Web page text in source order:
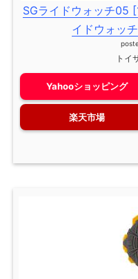
SGライドウォッチ05
イドウォッ
トイ
Yahooショッピング
楽天市場